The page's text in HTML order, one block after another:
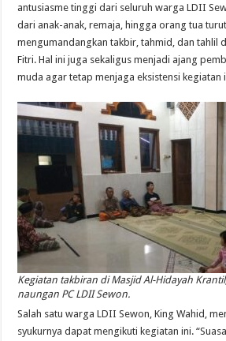
antusiasme tinggi dari seluruh warga LDII
dari anak-anak, remaja, hingga orang tua
mengumandangkan takbir, tahmid, dan tahlil
Fitri. Hal ini juga sekaligus menjadi ajang
muda agar tetap menjaga eksistensi kegiatan
Kegiatan takbiran di Masjid Al-Hidayah
naungan PC LDII Sewon.
Salah satu warga LDII Sewon, King Wahid,
syukurnya dapat mengikuti kegiatan ini.